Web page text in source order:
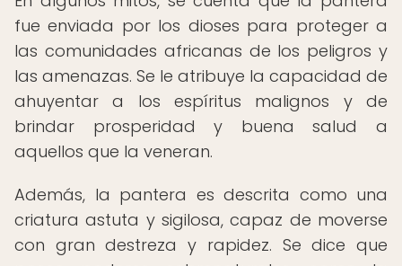
fue enviada por los dioses para proteger a
las comunidades africanas de los peligros y
las amenazas. Se le atribuye la capacidad de
ahuyentar a los espíritus malignos y de
brindar prosperidad y buena salud a
aquellos que la veneran.
Además, la pantera es descrita como una
criatura astuta y sigilosa, capaz de moverse
con gran destreza y rapidez. Se dice que